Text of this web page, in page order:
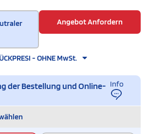
Angebot Anfordern
- OHNE MwSt.
der Bestellung und Online- Info